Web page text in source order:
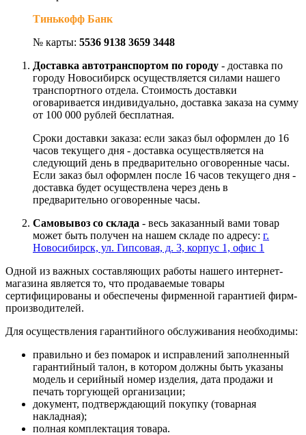
Тинькофф Банк
№ карты: 5536 9138 3659 3448
Доставка автотранспортом по городу - доставка по
городу Новосибирск осуществляется силами нашего
транспортного отдела. Стоимость доставки
оговаривается индивидуально, доставка заказа на сумму
от 100 000 рублей бесплатная.
Сроки доставки заказа: если заказ был оформлен до 16
часов текущего дня - доставка осуществляется на
следующий день в предварительно оговоренные часы.
Если заказ был оформлен после 16 часов текущего дня -
доставка будет осуществлена через день в
предварительно оговоренные часы.
Самовывоз со склада - весь заказанный вами товар
может быть получен на нашем складе по адресу: г.
Новосибирск, ул. Гипсовая, д. 3, корпус 1, офис 1
Одной из важных составляющих работы нашего интернет-
магазина является то, что продаваемые товары
сертифицированы и обеспечены фирменной гарантией фирм-
производителей.
Для осуществления гарантийного обслуживания необходимы:
правильно и без помарок и исправлений заполненный
гарантийный талон, в котором должны быть указаны
модель и серийный номер изделия, дата продажи и
печать торгующей организации;
документ, подтверждающий покупку (товарная
накладная);
полная комплектация товара.